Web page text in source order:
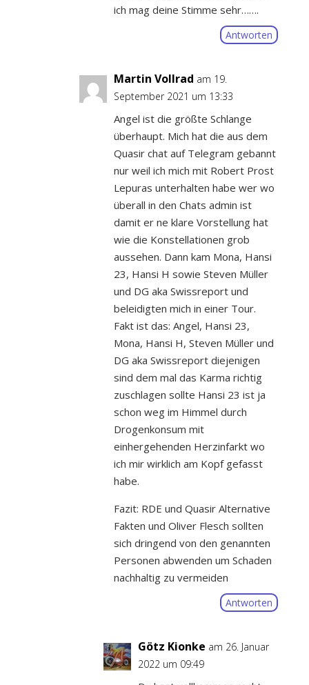
ich mag deine Stimme sehr…….
Antworten
Martin Vollrad am 19.
September 2021 um 13:33
Angel ist die größte Schlange
überhaupt. Mich hat die aus dem
Quasir chat auf Telegram gebannt
nur weil ich mich mit Robert Prost
Lepuras unterhalten habe wer wo
überall in den Chats admin ist
damit er ne klare Vorstellung hat
wie die Konstellationen grob
aussehen. Dann kam Mona, Hansi
23, Hansi H sowie Steven Müller
und DG aka Swissreport und
beleidigten mich in einer Tour.
Fakt ist das: Angel, Hansi 23,
Mona, Hansi H, Steven Müller und
DG aka Swissreport diejenigen
sind dem mal das Karma richtig
zuschlagen sollte Hansi 23 ist ja
schon weg im Himmel durch
Drogenkonsum mit
einhergehenden Herzinfarkt wo
ich mir wirklich am Kopf gefasst
habe.
Fazit: RDE und Quasir Alternative
Fakten und Oliver Flesch sollten
sich dringend von den genannten
Personen abwenden um Schaden
nachhaltig zu vermeiden
Antworten
Götz Kionke am 26. Januar
2022 um 09:49